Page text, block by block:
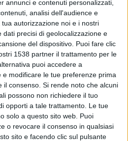
annunci e contenuti personalizzati,
analisi dell'audience e
tua autorizzazione noi e i nostri
dati precisi di geolocalizzazione e
del dispositivo. Puoi fare clic
1538 partner il trattamento per le
puoi accedere a
e modificare le tue preferenze prima
il consenso. Si rende noto che alcuni
possono non richiedere il tuo
opporti a tale trattamento. Le tue
solo a questo sito web. Puoi
o revocare il consenso in qualsiasi
sito e facendo clic sul pulsante